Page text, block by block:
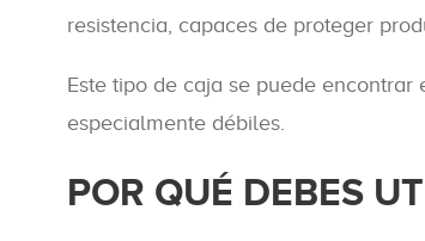
resistencia, capaces de proteger
Este tipo de caja se puede
especialmente débiles.
POR QUÉ DEBES